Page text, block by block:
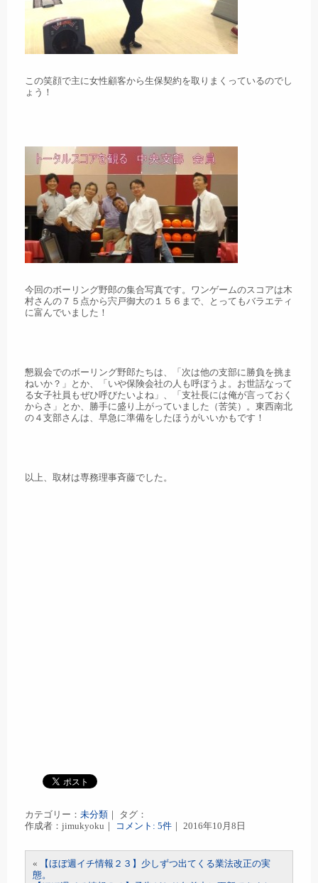
この笑顔で主に女性顧客から生保契約を取りまくっているのでし
ょう！
今回のボーリング野郎の集合写真です。ワンゲームのスコアは木
村さんの７５点から宍戸御大の１５６まで、とってもバラエティ
に富んでいました！
懇親会でのボーリング野郎たちは、「次は他の支部に勝負を挑ま
ねいか？」とか、「いや保険会社の人も呼ぼうよ。お世話なって
る女子社員もぜひ呼びたいよね」、「支社長には俺が言っておく
からさ」とか、勝手に盛り上がっていました（苦笑）。東西南北
の４支部さんは、早急に準備をしたほうがいいかもです！
以上、取材は専務理事斉藤でした。
カテゴリー： 未分類 ｜ タグ：
作成者：jimukyoku｜
コメント: 5件 ｜ 2016年10月8日
«
【ほぼ週イチ情報２３】少しずつ出てくる業法改正の実
態。